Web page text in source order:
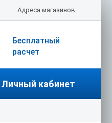
Адреса магазинов
Бесплатный
расчет
Личный кабинет